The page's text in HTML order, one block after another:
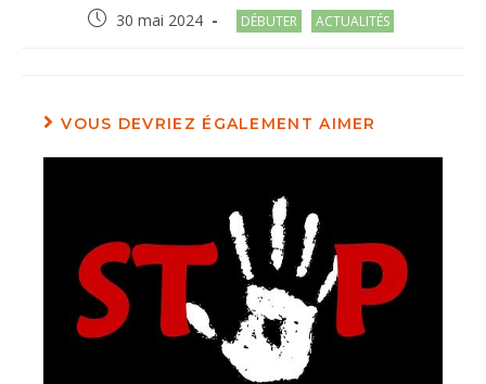
Post30 mai 2024
Post
DÉBUTER ACTUALITÉS
VOUS DEVRIEZ ÉGALEMENT AIMER